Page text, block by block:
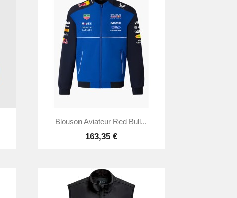
Aperçu rapide
Blouson Aviateur Red Bull...
163,35 €